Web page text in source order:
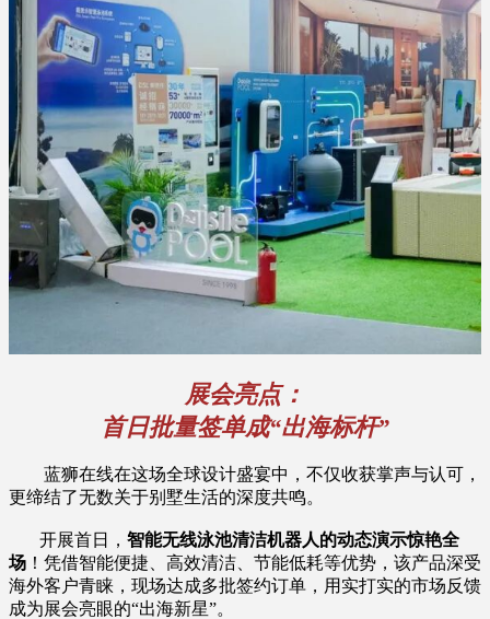
展会亮点：
首日批量签单成“出海标杆”
蓝狮在线在这场全球设计盛宴中，不仅收获掌声与认可，
更缔结了无数关于别墅生活的深度共鸣。
开展首日， 智能无线泳池清洁机器人的动态演示惊艳全
场 ！凭借智能便捷、高效清洁、节能低耗等优势，该产品深受
海外客户青睐，现场达成多批签约订单，用实打实的市场反馈
成为展会亮眼的“出海新星”。